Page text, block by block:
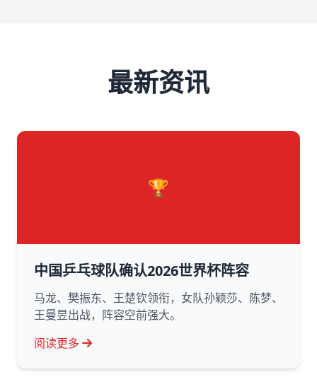
最新资讯
🏆
中国乒乓球队确认2026世界杯阵容
马龙、樊振东、王楚钦领衔，女队孙颖莎、陈梦、
王曼昱出战，阵容空前强大。
阅读更多